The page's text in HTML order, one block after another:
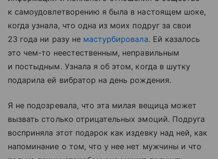
к самоудовлетворению я была в настоящем шоке,
когда узнала, что одна из моих подруг за свои
23 года ни разу не мастурбировала. Ей казалось
это чем-то неестественным, неправильным
и постыдным. Узнала я об этом, когда в шутку
подарила ей вибратор на день рождения.
Я не подозревала, что эта милая вещица может
вызвать столько отрицательных эмоций. Подруга
восприняла этот подарок как издевку над ней, как
напоминание о том, что у нее нет мужчины и что